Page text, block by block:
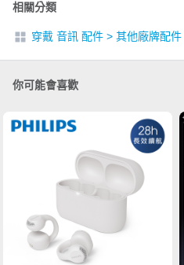
相關分類
穿戴 音訊 配件 > 其他廠牌配件
你可能會喜歡